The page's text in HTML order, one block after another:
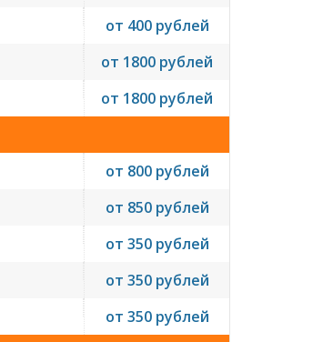
от 400 рублей
от 1800 рублей
от 1800 рублей
от 800 рублей
от 850 рублей
от 350 рублей
от 350 рублей
от 350 рублей